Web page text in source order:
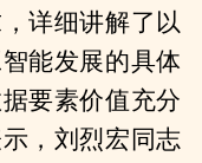
详细讲解了以
能发展的具体
要素价值充分
，刘烈宏同志